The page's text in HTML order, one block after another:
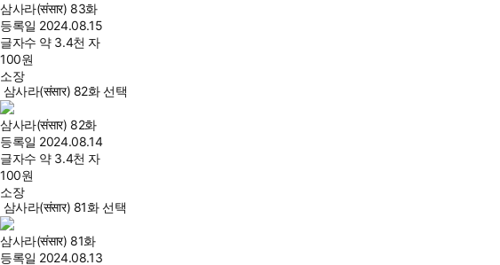
삼사라(संसार) 83화
등록일 2024.08.15
글자수 약 3.4천 자
100원
소장
삼사라(संसार) 82화 선택
삼사라(संसार) 82화
등록일 2024.08.14
글자수 약 3.4천 자
100원
소장
삼사라(संसार) 81화 선택
삼사라(संसार) 81화
등록일 2024.08.13